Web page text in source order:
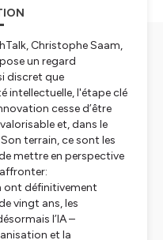
Christophe Saam,
un regard
discret que
intellectuelle, l'étape clé
cesse d’être
et, dans le
terrain, ce sont les
mettre en perspective
ont définitivement
vingt ans, les
l’IA –
et la